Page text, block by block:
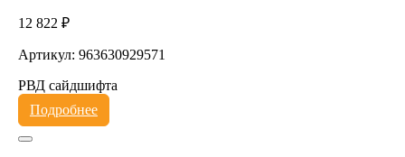
12 822 ₽
Артикул: 963630929571
РВД сайдшифта
Подробнее